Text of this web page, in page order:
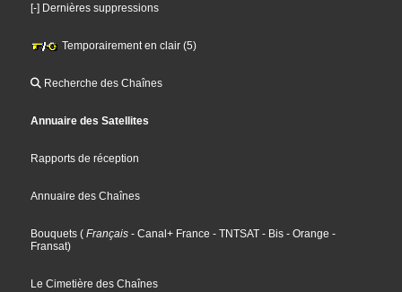
[-] Dernières suppressions
Temporairement en clair (5)
Recherche des Chaînes
Annuaire des Satellites
Rapports de réception
Annuaire des Chaînes
Bouquets ( Français - Canal+ France - TNTSAT - Bis - Orange -
Fransat)
Le Cimetière des Chaînes